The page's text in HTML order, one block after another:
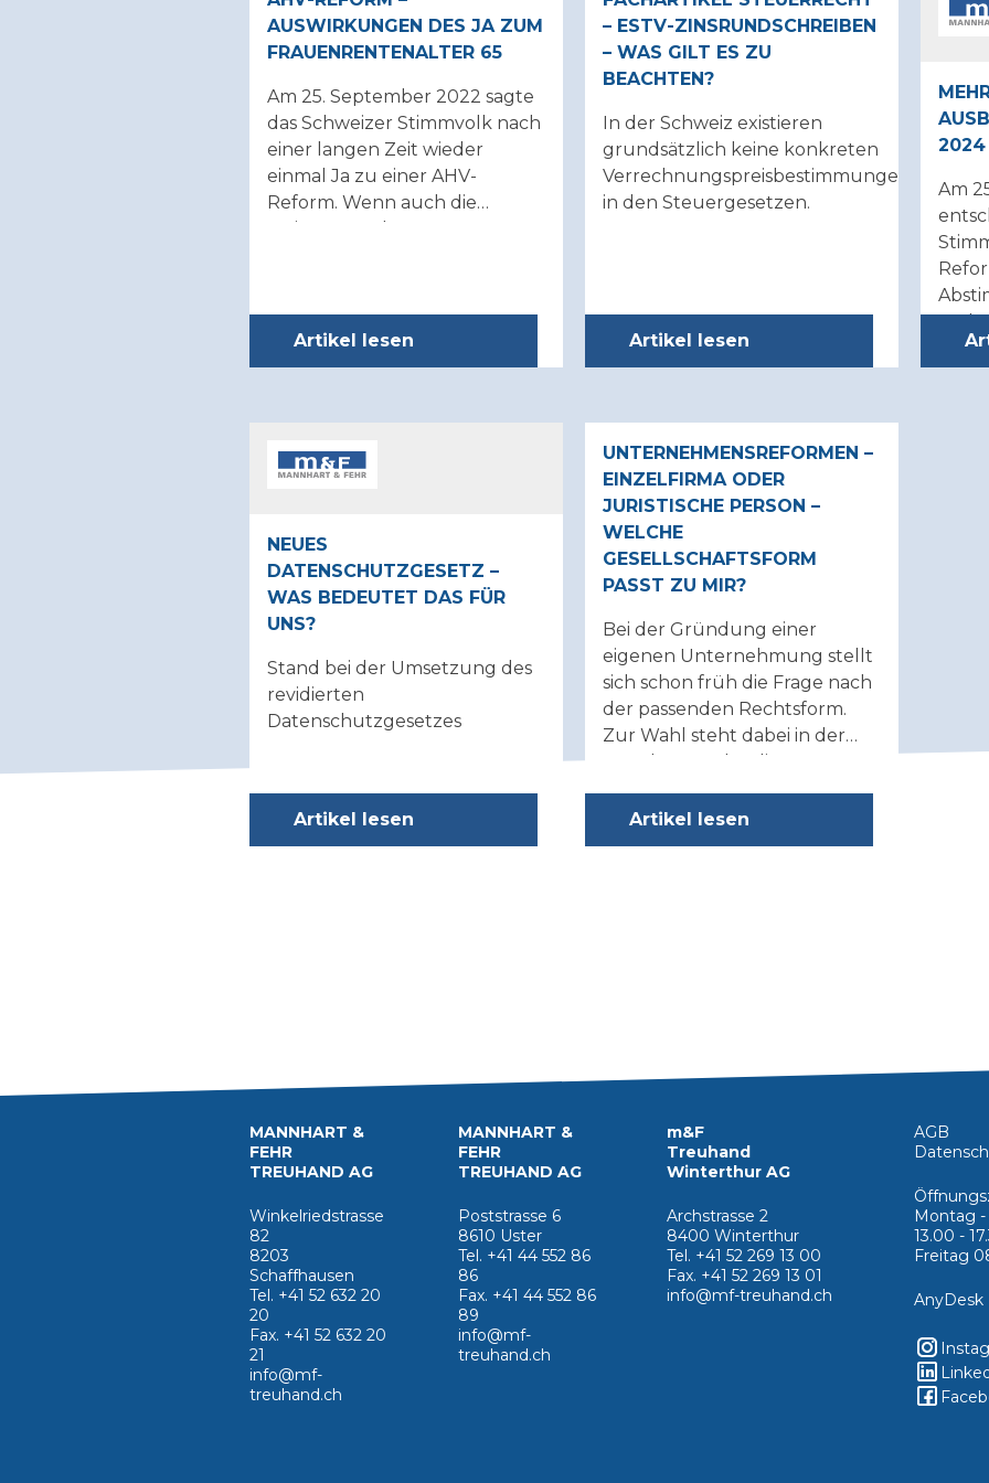
AUSWIRKUNGEN DES JA ZUM
FRAU­EN­REN­TEN­AL­TER 65
Am 25. September 2022 sagte
das Schweizer Stimmvolk nach
einer langen Zeit wieder
einmal Ja zu einer AHV-
Reform. Wenn auch die
Meinungen dazu
Die Reform tritt voraussichtlich
Artikel lesen
– ESTV-ZINSRUNDSCHREIBEN
– WAS GILT ES ZU
BEACHTEN?
In der Schweiz existieren
grundsätzlich keine konkreten
Verrechnungspreisbestimmungen
in den Steuergesetzen.
Artikel lesen
2024
Am
NEUES
DATENSCHUTZGESETZ –
WAS BEDEUTET DAS FÜR
UNS?
Stand bei der Umsetzung des
revidierten
Datenschutzgesetzes
Artikel lesen
UNTERNEHMENSREFORMEN –
EINZELFIRMA ODER
JURISTISCHE PERSON –
WELCHE
GESELLSCHAFTSFORM
PASST ZU MIR?
Bei der Gründung einer
eigenen Unternehmung stellt
sich schon früh die Frage nach
der passenden Rechtsform.
Zur Wahl steht dabei in der
Regel entweder die
juristische Person wie die AG
Artikel lesen
MANNHART &
FEHR
TREUHAND AG
Winkelriedstrasse
82
8203
Schaffhausen
Tel. +41 52 632 20
20
Fax. +41 52 632 20
21
info@mf-
treuhand.ch
MANNHART &
FEHR
TREUHAND AG
Poststrasse 6
8610 Uster
Tel. +41 44 552 86
86
Fax. +41 44 552 86
89
info@mf-
treuhand.ch
m&F
Treuhand
Winterthur AG
Archstrasse 2
8400 Winterthur
Tel. +41 52 269 13 00
Fax. +41 52 269 13 01
info@mf-treuhand.ch
AGB
Montag
13.00 -
Freitag
AnyDesk